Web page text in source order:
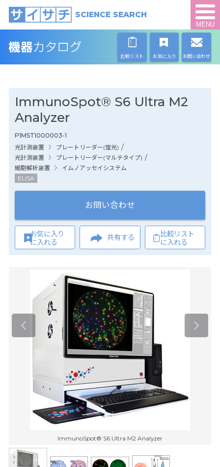
SCIENCE SEARCH
MENU
比較リスト お気に入り お問い合わせ
ImmunoSpot® S6 Ultra M2
Analyzer
P1MST1000003-1
光計測装置
プレートリーダー(蛍光) /
光計測装置 プレートリーダー(マルチタイプ) /
細胞解析装置
イムノアッセイシステム
ELISA
お問い合わせ
お気に入り
に入れる
共有する
比較リスト
に入れる
ImmunoSpot® S6 Ultra M2 Analyzer